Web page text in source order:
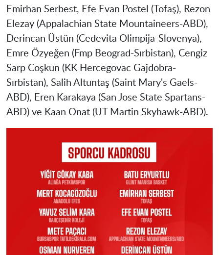
Emirhan Serbest, Efe Evan Postel (Tofaş), Rezon
Elezay (Appalachian State Mountaineers-ABD),
Derincan Üstün (Cedevita Olimpija-Slovenya),
Emre Özyeğen (Fmp Beograd-Sırbistan), Cengiz
Sarp Coşkun (KK Hercegovac Gajdobra-
Sırbistan), Salih Altuntaş (Saint Mary's Gaels-
ABD), Eren Karakaya (San Jose State Spartans-
ABD) ve Kaan Onat (UT Martin Skyhawk-ABD).